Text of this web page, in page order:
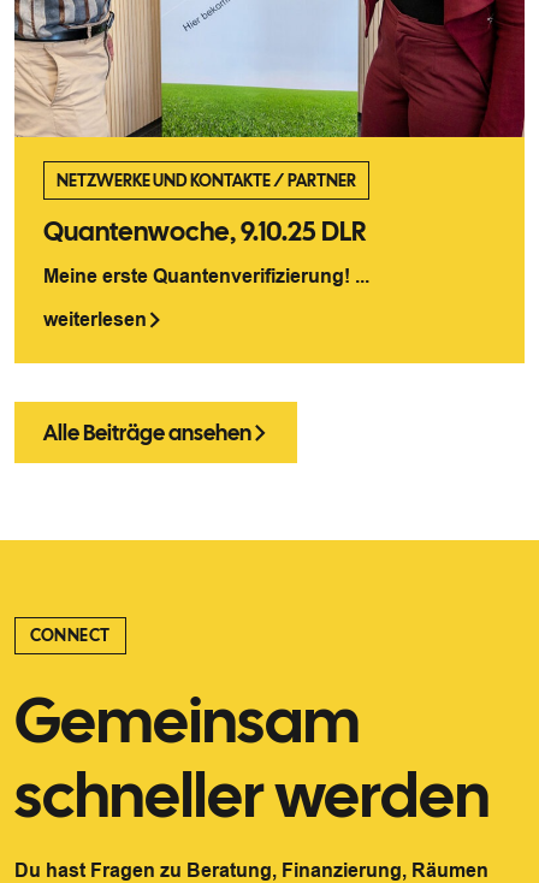
NETZWERKE UND KONTAKTE/PARTNER
Quantenwoche, 9.10.25 DLR
Meine erste Quantenverifizierung! ...
weiterlesen
Alle Beiträge ansehen
CONNECT
Gemeinsam
schneller werden
Du hast Fragen zu Beratung, Finanzierung, Räumen